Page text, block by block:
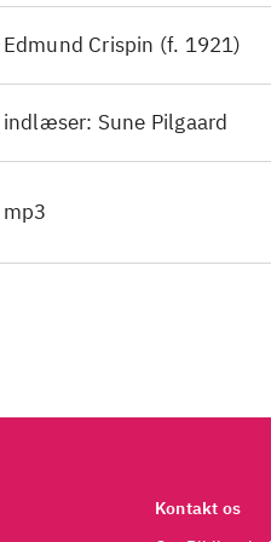
steder henvender
bogen til sig selv).
mere end
lidt fremmedartet og
dryp af Wodehouse i
Edmund Crispin (f. 1921)
indlæser: Sune Pilgaard
mp3
Kontakt os